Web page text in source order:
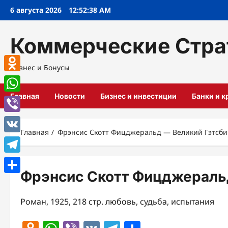
Перейти
6 августа 2026 12:52:39 AM
Коммерческие
Бизнес и Бонусы
Главная Новости Бизнес и инвестиции Банки и
Главная Фрэнсис Скотт Фицджеральд — Великий Гэтсби
Фрэнсис Скотт
Роман, 1925, 218 стр. любовь, судьба, испытания
Odnoklassniki
WhatsApp
Viber
VK
Telegram
Отправить